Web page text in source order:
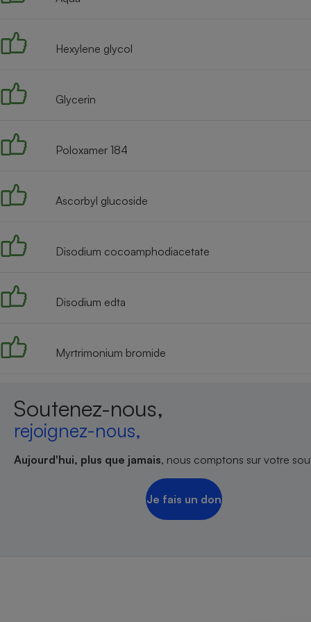
Hexylene glycol
Glycerin
Poloxamer 184
Ascorbyl glucoside
Disodium cocoamphodiacetate
Disodium edta
Myrtrimonium bromide
Soutenez-nous,
rejoignez-nous,
Aujourd'hui, plus que jamais, nous comptons sur votre
Je fais un don
Petit
Climatiseur -
Ventilateur